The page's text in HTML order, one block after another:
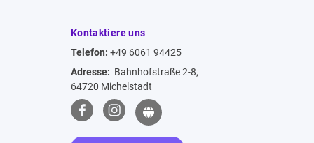
Kontaktiere uns
Telefon: +49 6061 94425
Adresse: Bahnhofstraße 2-8,
64720 Michelstadt